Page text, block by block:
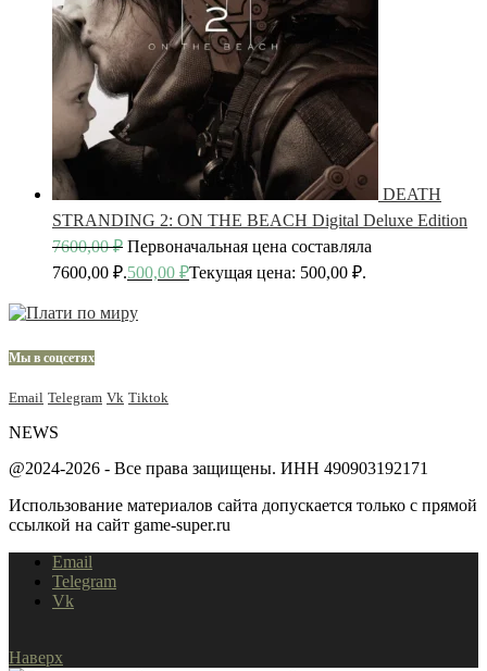
DEATH
STRANDING 2: ON THE BEACH Digital Deluxe Edition
7600,00₽ Первоначальная цена составляла
7600,00 ₽.500,00 ₽Текущая цена: 500,00 ₽.
Мы в соцсетях
Email Telegram Vk Tiktok
NEWS
@2024-2026 - Все права защищены. ИНН 490903192171
Использование материалов сайта допускается только с прямой
ссылкой на сайт game-super.ru
Email
Telegram
Vk
Наверх